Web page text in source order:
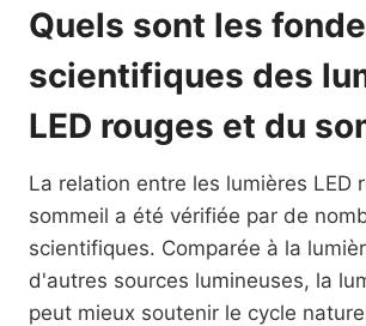
Quels sont les
scientifiques des
LED rouges et du
La relation entre les lumières LED
sommeil a été vérifiée par de
scientifiques. Comparée à la
d'autres sources lumineuses, la
peut mieux soutenir le cycle